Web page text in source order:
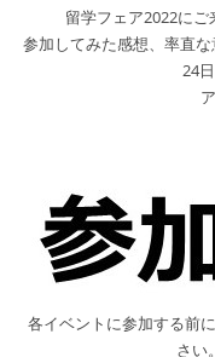
留学フェア2022にご
参加してみた感想、率直
24
各イベントに参加する前
さい